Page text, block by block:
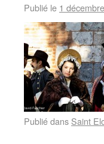
Publié le 1
Publié dans Saint